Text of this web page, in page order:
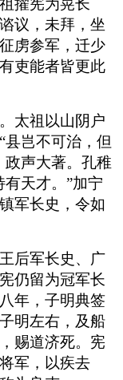
擢宪为晃长
议，未拜，坐
虏参军，迁少
吏能者皆更此
太祖以山阴户
岂不可治，但
政声大著。孔稚
天才。”加宁
军长史，令如
后军长史、广
仍留为冠军长
年，子明典签
明左右，及船
赐道济死。宪
军，以疾去